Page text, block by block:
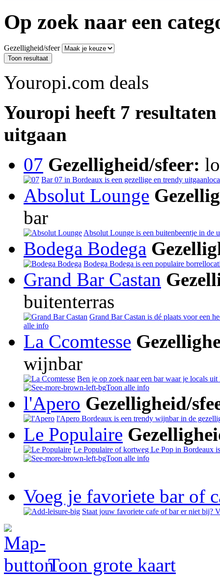
Op zoek naar een
Gezelligheid/sfeer
Youropi.com deals
Youropi heeft 7
uitgaan
07 Gezelligheid/sfeer:
Bar 07 in Bordeaux is een gezellige en trendy
Absolut Lounge
bar
Absolut Lounge is een buitenbeentje in de
Bodega Bodega
Bodega Bodega is een populaire
Grand Bar Castan
buitenterras
Grand Bar Castan is dé plaats voor een
alle info
La Ccomtesse
wijnbar
Ben je op zoek naar een bar waar je locals
Toon alle info
l'Apero Gezelligheid/
l'Apero Bordeaux is een trendy wijnbar in de
Le Populaire
Le Populaire of kortweg Le Pop in Bordeaux
Toon alle info
Voeg je favoriete bar of
Staat jouw favoriete cafe of bar er niet bij?
Toon grote kaart